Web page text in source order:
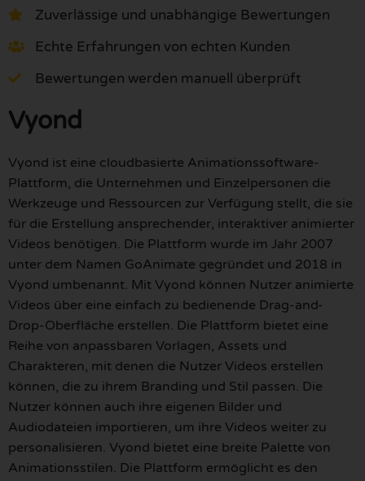
Zuverlässige und unabhängige Bewertungen
Echte Erfahrungen von echten Kunden
Bewertungen werden manuell überprüft
Vyond
Vyond ist eine cloudbasierte Animationssoftware-
Plattform, die Unternehmen und Einzelpersonen die
Werkzeuge und Ressourcen zur Verfügung stellt, die sie
für die Erstellung ansprechender, interaktiver animierter
Videos benötigen. Die Plattform wurde im Jahr 2007
unter dem Namen GoAnimate gegründet und 2018 in
Vyond umbenannt. Mit Vyond können Nutzer animierte
Videos über eine einfach zu bedienende Drag-and-
Drop-Oberfläche erstellen. Die Plattform bietet eine
Reihe von anpassbaren Vorlagen, Assets und
Charakteren, mit denen die Nutzer Videos erstellen
können, die zu ihrem Branding und Stil passen. Die
Nutzer können auch ihre eigenen Bilder und
Audiodateien importieren, um ihre Videos weiter zu
personalisieren. Vyond bietet eine breite Palette von
Animationsstilen. Die Plattform ermöglicht es den